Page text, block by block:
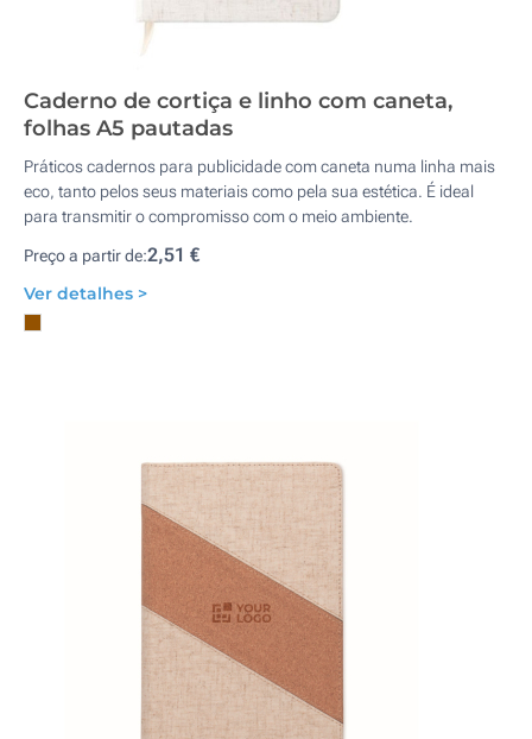
Caderno de cortiça e linho com caneta,
folhas A5 pautadas
Práticos cadernos para publicidade com caneta numa linha mais
eco, tanto pelos seus materiais como pela sua estética. É ideal
para transmitir o compromisso com o meio ambiente.
Preço a partir de:2,51 €
Ver detalhes >